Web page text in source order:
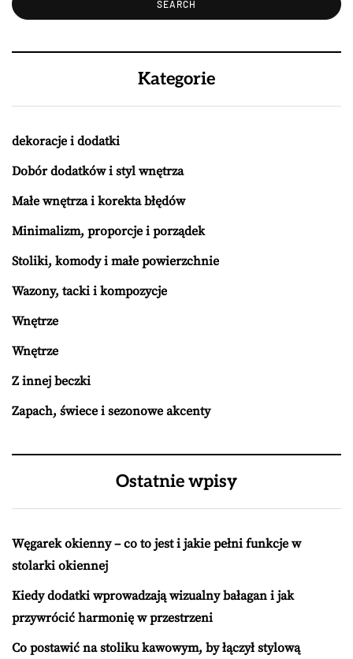
Kategorie
dekoracje i dodatki
Dobór dodatków i styl wnętrza
Małe wnętrza i korekta błędów
Minimalizm, proporcje i porządek
Stoliki, komody i małe powierzchnie
Wazony, tacki i kompozycje
Wnętrze
Wnętrze
Z innej beczki
Zapach, świece i sezonowe akcenty
Ostatnie wpisy
Węgarek okienny – co to jest i jakie pełni funkcje w
stolarki okiennej
Kiedy dodatki wprowadzają wizualny bałagan i jak
przywrócić harmonię w przestrzeni
Co postawić na stoliku kawowym, by łączył stylową